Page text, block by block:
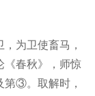
为卫使畜马，
《春秋》，师惊
第③。取解时，